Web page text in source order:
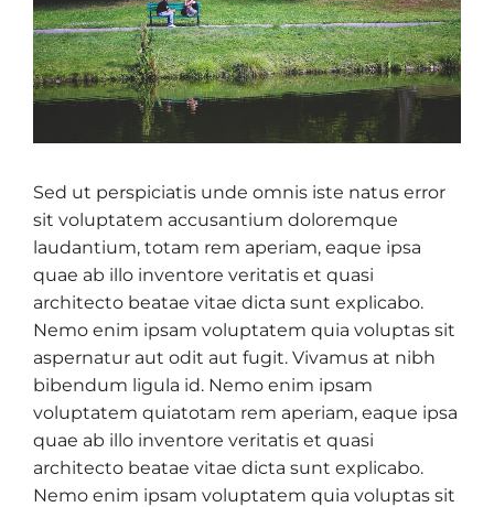
Sed ut perspiciatis unde omnis iste natus error
sit voluptatem accusantium doloremque
laudantium, totam rem aperiam, eaque ipsa
quae ab illo inventore veritatis et quasi
architecto beatae vitae dicta sunt explicabo.
Nemo enim ipsam voluptatem quia voluptas sit
aspernatur aut odit aut fugit. Vivamus at nibh
bibendum ligula id. Nemo enim ipsam
voluptatem quiatotam rem aperiam, eaque ipsa
quae ab illo inventore veritatis et quasi
architecto beatae vitae dicta sunt explicabo.
Nemo enim ipsam voluptatem quia voluptas sit